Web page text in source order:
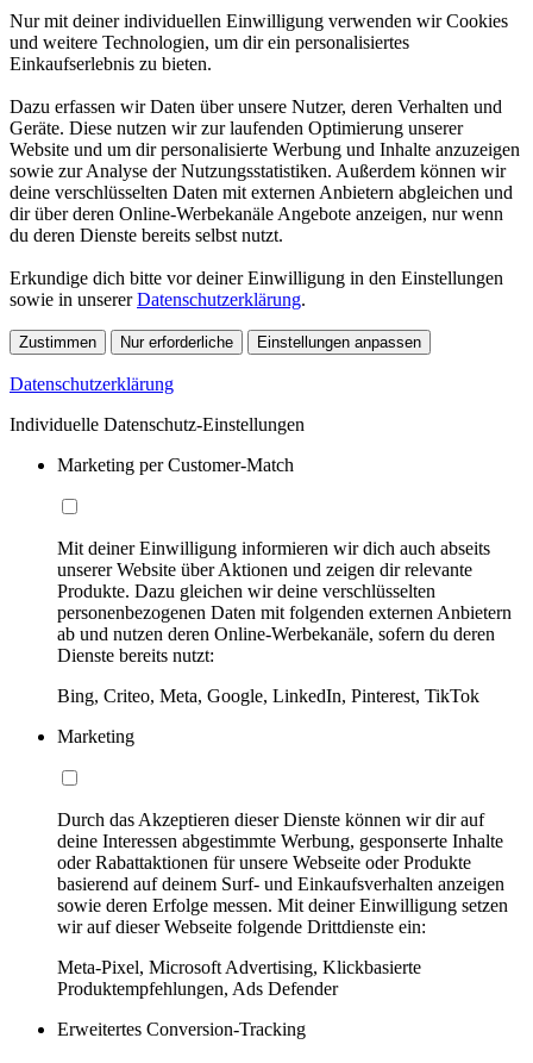
Nur mit deiner individuellen Einwilligung verwenden wir Cookies
und weitere Technologien, um dir ein personalisiertes
Einkaufserlebnis zu bieten.
Dazu erfassen wir Daten über unsere Nutzer, deren Verhalten und
Geräte. Diese nutzen wir zur laufenden Optimierung unserer
Website und um dir personalisierte Werbung und Inhalte anzuzeigen
sowie zur Analyse der Nutzungsstatistiken. Außerdem können wir
deine verschlüsselten Daten mit externen Anbietern abgleichen und
dir über deren Online-Werbekanäle Angebote anzeigen, nur wenn
du deren Dienste bereits selbst nutzt.
Erkundige dich bitte vor deiner Einwilligung in den Einstellungen
sowie in unsererDatenschutzerklärung.
Zustimmen Nur erforderliche Einstellungen anpassen
Datenschutzerklärung
Individuelle Datenschutz-Einstellungen
Marketing per Customer-Match
Mit deiner Einwilligung informieren wir dich auch abseits
unserer Website über Aktionen und zeigen dir relevante
Produkte. Dazu gleichen wir deine verschlüsselten
personenbezogenen Daten mit folgenden externen Anbietern
ab und nutzen deren Online-Werbekanäle, sofern du deren
Dienste bereits nutzt:
Bing, Criteo, Meta, Google, LinkedIn, Pinterest, TikTok
Marketing
Durch das Akzeptieren dieser Dienste können wir dir auf
deine Interessen abgestimmte Werbung, gesponserte Inhalte
oder Rabattaktionen für unsere Webseite oder Produkte
basierend auf deinem Surf- und Einkaufsverhalten anzeigen
sowie deren Erfolge messen. Mit deiner Einwilligung setzen
wir auf dieser Webseite folgende Drittdienste ein:
Meta-Pixel, Microsoft Advertising, Klickbasierte
Produktempfehlungen, Ads Defender
Erweitertes Conversion-Tracking